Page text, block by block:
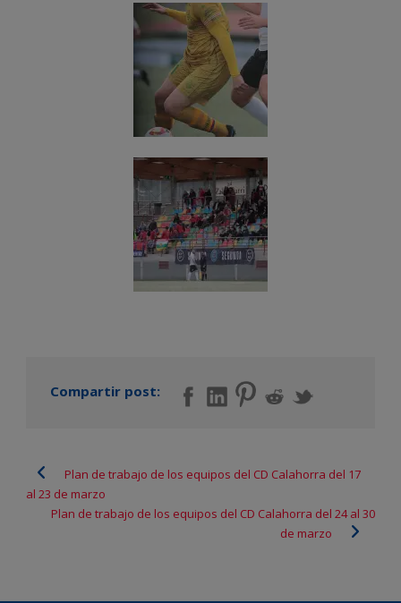
Compartir post:
Plan de trabajo de los equipos del CD Calahorra del 17
al 23 de marzo
Plan de trabajo de los equipos del CD Calahorra del 24 al 30
de marzo